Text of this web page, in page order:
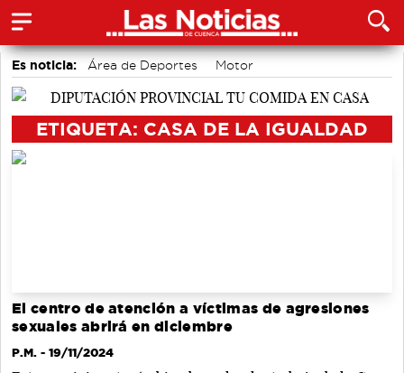
Es noticia: Área de Deportes
Motor
Auditorio de Cuenca
ETIQUETA: CASA DE LA IGUALDAD
El centro de atención a víctimas de agresiones
sexuales abrirá en diciembre
P.M. - 19/11/2024